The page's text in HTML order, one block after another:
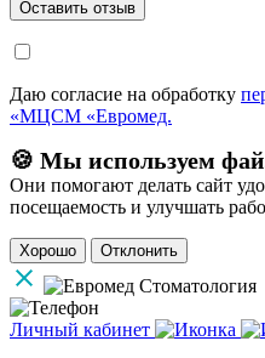
Даю согласие на обработку
«МЦСМ «Евромед.
🍪 Мы используем
Они помогают делать сайт
посещаемость и улучшать
Хорошо Отклонить
Личный кабинет